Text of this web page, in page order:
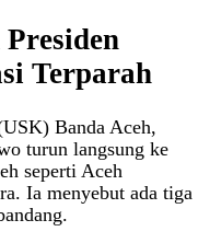
Terparah
Banda Aceh,
turun langsung ke
seperti Aceh
Ia menyebut ada tiga